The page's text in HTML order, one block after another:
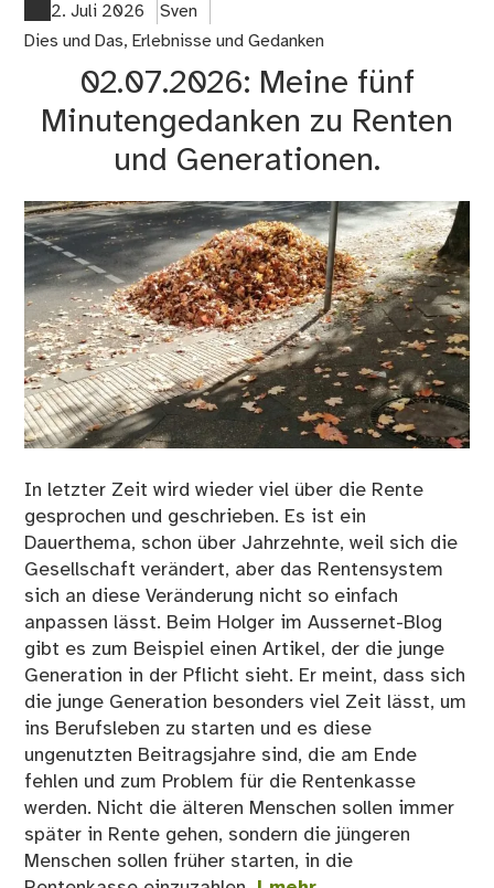
2. Juli 2026
Sven
Dies und Das, Erlebnisse und Gedanken
02.07.2026: Meine fünf
Minutengedanken zu Renten
und Generationen.
In letzter Zeit wird wieder viel über die Rente
gesprochen und geschrieben. Es ist ein
Dauerthema, schon über Jahrzehnte, weil sich die
Gesellschaft verändert, aber das Rentensystem
sich an diese Veränderung nicht so einfach
anpassen lässt. Beim Holger im Aussernet-Blog
gibt es zum Beispiel einen Artikel, der die junge
Generation in der Pflicht sieht. Er meint, dass sich
die junge Generation besonders viel Zeit lässt, um
ins Berufsleben zu starten und es diese
ungenutzten Beitragsjahre sind, die am Ende
fehlen und zum Problem für die Rentenkasse
werden. Nicht die älteren Menschen sollen immer
später in Rente gehen, sondern die jüngeren
Menschen sollen früher starten, in die